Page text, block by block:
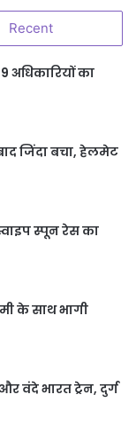
Recent
अधिकारियों का
जिंदा बचा, हेलमेट
स्पून रेस का
के साथ भागी
वंदे भारत ट्रेन, दुर्ग